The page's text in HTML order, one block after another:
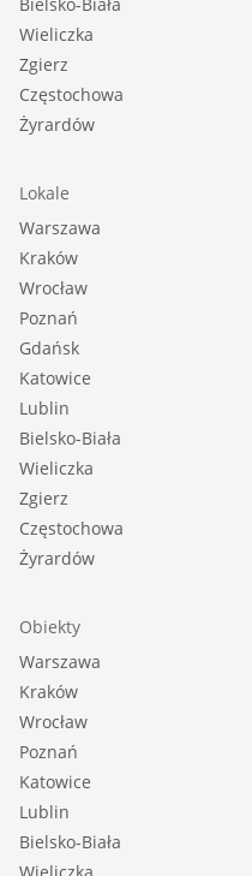
Liczba balkonów: 1 |
Powierzchnia
Rok budowy: 2003 |
Liczba pokoi: 4 |
Podłogi pokoi: panele |
Wystawa okien -
Typ kuchni:
Rodzaj kuchni: z
Podłoga kuchni: gres |
Typ łazienki: razem z
Liczba łazienek: 1 |
Glazura łazienki:
Podłoga łazienki: gres |
Wyposażenie łazienki:
Liczba przedpokoi: 1 |
Podłoga przedpokoi:
::LINK DO STRONY |
https://sadurscy.pl/
Zobacz Wirtualny
https://
m=1VazwSAzQ4B
Wieliczka
Zgierz
Częstochowa
Żyrardów
Lokale
Warszawa
Kraków
Wrocław
Poznań
Gdańsk
Katowice
Lublin
Bielsko-Biała
Wieliczka
Zgierz
Częstochowa
Żyrardów
Obiekty
Warszawa
Kraków
Wrocław
Poznań
Katowice
Lublin
Bielsko-Biała